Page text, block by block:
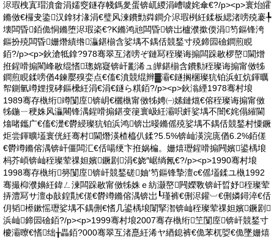
浕瑕栧寘瑁濆畬涓嬬窔鐩存帴鎷夎蛋锛屼緵涓嶆噳姹傘€?/p><p>寰炲皬
鏅傚€欏叏鍌汉鎿犲湪涓€璧风湅鐨勯粦鐧介浕瑕栵紝鍒板緦渚嗙殑褰╄
壊闆昏銆佹恫鏅堕浕瑕栥€?K鏅鸿兘闆昏锛岀櫨濮撳偄涓笉鏂锋洿
鏂扮殑闆昏姗熸績绺灜鍖椾含娑堣不鍝佸競鍫寸殑鍗囩礆鐧煎睍
銆?/p><p>鈥滄牴鎿?978骞翠互渚嗙ぞ鏈冩秷璨诲搧闆跺敭椤嶅閫熷
拰鍟嗗搧閵峰敭绲愭璁婂寲锛屽彲浠ュ皣鍖椾含鐨勬秷璨诲搧甯傚牬
鐧煎睍鍒嗙偤4鍊嬮殠娈点€傗€濆競绲辫▓灞€鐩搁棞璨犺铂浜虹炕鍕曞
帤鍘氫竴娌撹硣鏂欙紝涓€涓€鐩ら粸銆?/p><p>鈥滃緸1978骞村埌
1989骞存槸绗竴闅庢锛岄€欐槸甯傚牬娉㈠嫊鏈熴€傛秷璨诲搧甯傚
牬鍦ㄧ稉姝风灜闀锋湡鍟嗗搧鍖变箯寰岋紝灞呮皯娑堣不闇€姹傝繀閫
熻啫鑴广€傗€濋€欎綅璨犺铂浜鸿锛岀暥鏅傜殑娑堣不鍝佸競鍫村憟鐝
炬尝鍕曠壒寰侊紝骞村閫熸渶楂橀仈鍒?5.5%锛屾渶浣庣偤6.2%銆傞
€欎竴鏅傛湡锛屽僵闆汇€佸啺绠卞拰娲楄。姗熺瓑鍟嗗搧闁嬪鍙楀埌
杩芥崸锛屾秷璨荤祼妲嬪鐝剧涓€娆″崌绱氥€?/p><p>1990骞村埌
1998骞存槸绗簩闅庢锛屽競鍫磋妯′笉鏂锋摯澶с€傜壒鍒ユ槸1992
骞撮枊濮嬶紝鍏ㄥ湅闆跺敭甯傚牬姝ｅ紡灏嶅闁嬫斁锛屽晢妤秷璨荤
挵澧冩サ澶ф敼鍠勩€傞€欎竴鏅傛湡锛岀┖瑾裤€侀浕鑵︺€侀嫾鐞淬€佸
仴韬櫒鏉愮瓑娑堣不鍝侀€愭几鍙楀埌闈掔潪锛屾秷璨荤祼妲嬪鐝剧
浜屾鍗囩礆銆?/p><p>1999骞村埌2007骞存槸绗笁闅庢锛屽競鍫寸
櫦灞曢€愭绌╁畾銆?000骞翠互渚嗭紝浠ヤ綇鎴裤€佹苯杌娿€佹墜姗熺